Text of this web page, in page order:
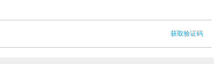
获取验证码